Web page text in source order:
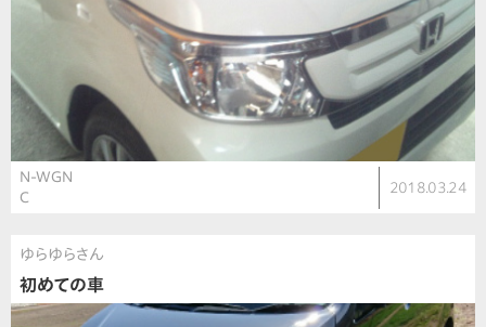
N-WGN
C
2018.03.24
ゆらゆらさん
初めての車